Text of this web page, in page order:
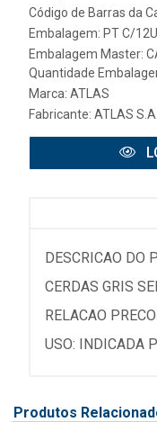
Código de Barras da
Embalagem: PT C/
Embalagem Master:
Quantidade
Marca: ATLAS
Fabricante: ATLAS S.A.
DESCRICAO DO
CERDAS GRIS
RELACAO
USO: INDICADA
Produtos